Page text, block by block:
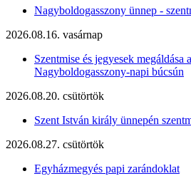
Nagyboldogasszony ünnep -
2026.08.16. vasárnap
Szentmise és jegyesek megáldása
Nagyboldogasszony-napi búcsún
2026.08.20. csütörtök
Szent István király ünnepén
2026.08.27. csütörtök
Egyházmegyés papi zarándoklat